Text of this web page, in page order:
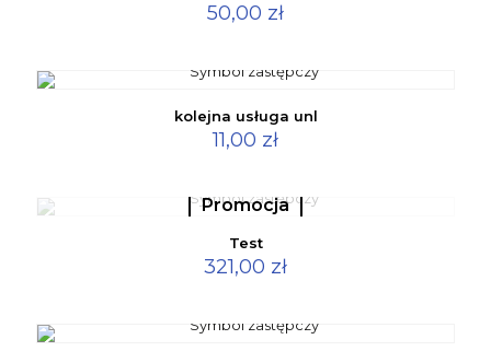
50,00 zł
kolejna usługa unl
11,00 zł
Promocja
Test
321,00 zł